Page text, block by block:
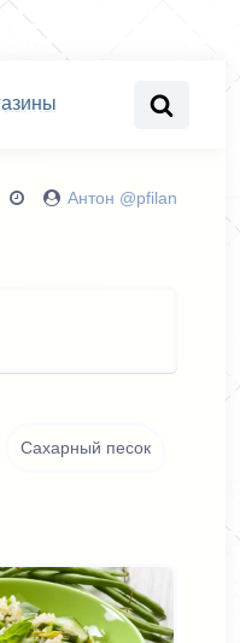
Антон @pfilan
Сахарный песок